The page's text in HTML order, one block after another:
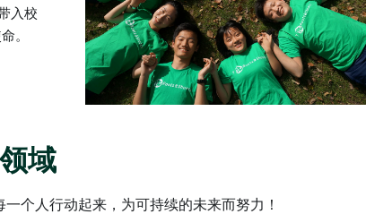
入校
。
域
个人行动起来，为可持续的未来而努力！